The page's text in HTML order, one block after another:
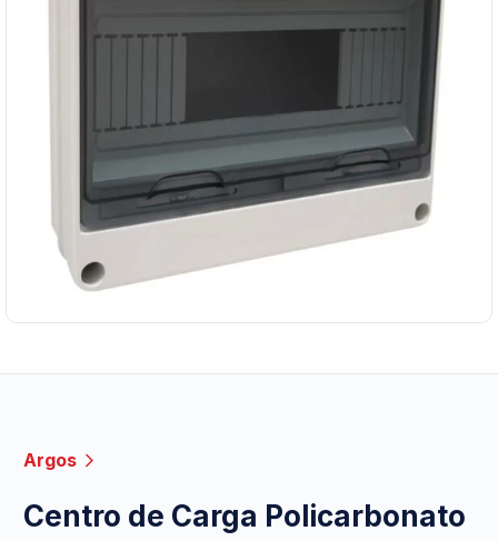
Argos
Centro de Carga Policarbonato